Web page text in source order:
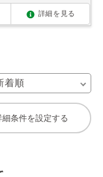
詳細を見る
細条件を設定する